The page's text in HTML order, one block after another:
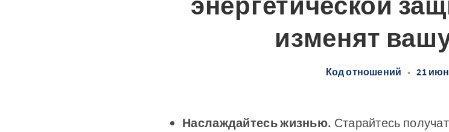
изменят
Код отношений • 21
Наслаждайтесь жизнью. Старайтесь